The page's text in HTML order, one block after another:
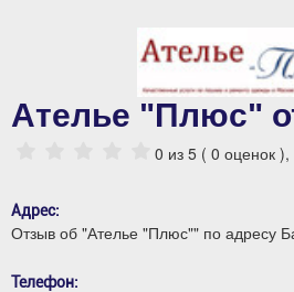
Ателье "Плюс"
0 из 5 ( 0 оценок
Адрес:
Отзыв об "Ателье "Плюс"" по адресу
Телефон: